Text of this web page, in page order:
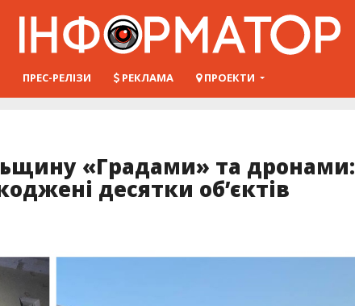
ПРЕС-РЕЛІЗИ РЕКЛАМА ПРОЕКТИ
«Градами» та дронами:
десятки обʼєктів